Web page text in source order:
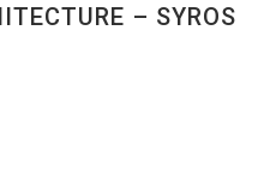
– SYROS